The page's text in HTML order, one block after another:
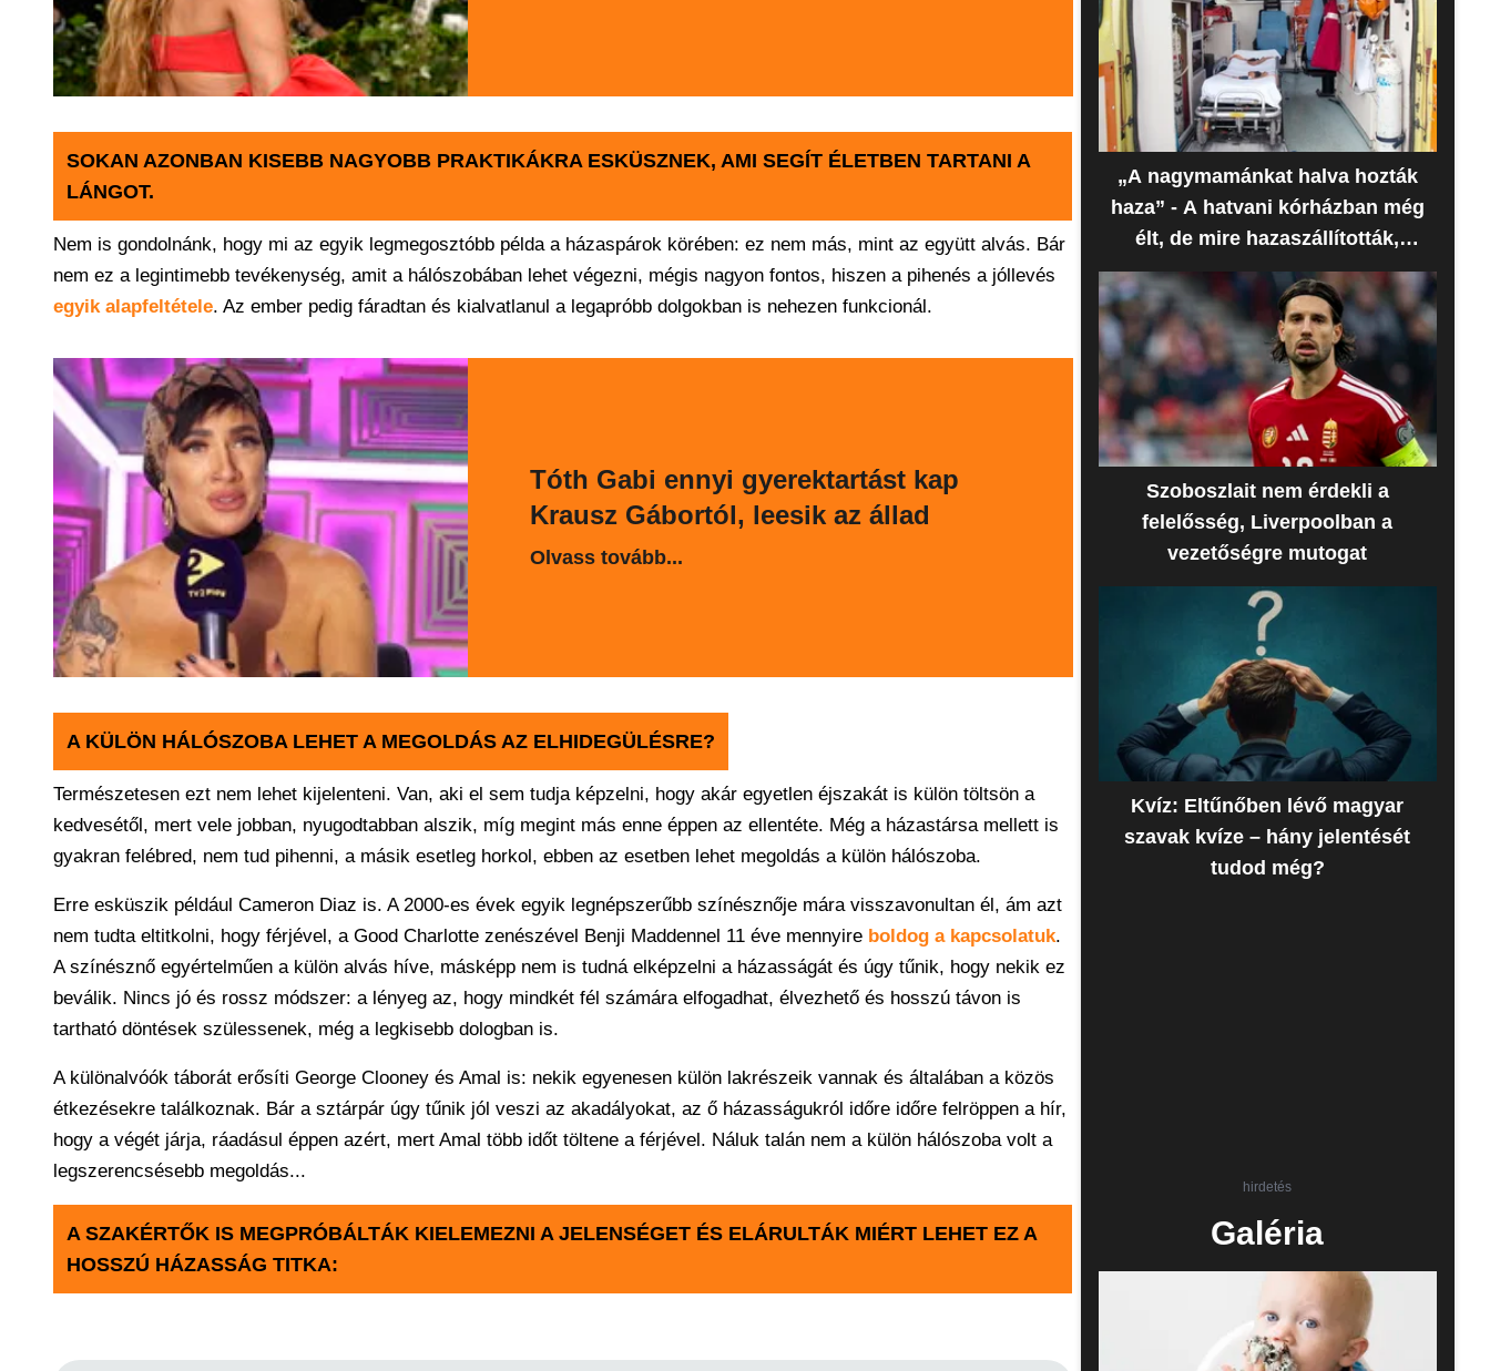
SOKAN AZONBAN KISEBB NAGYOBB PRAKTIKÁKRA ESKÜSZNEK, AMI SEGÍT ÉLETBEN TARTANI A
LÁNGOT.
Nem is gondolnánk, hogy mi az egyik legmegosztóbb példa a házaspárok körében: ez nem más, mint az együtt alvás. Bár
nem ez a legintimebb tevékenység, amit a hálószobában lehet végezni, mégis nagyon fontos, hiszen a pihenés a jóllevés
egyik alapfeltétele. Az ember pedig fáradtan és kialvatlanul a legapróbb dolgokban is nehezen funkcionál.
Tóth Gabi ennyi gyerektartást kap
Krausz Gábortól, leesik az állad
Olvass tovább...
A KÜLÖN HÁLÓSZOBA LEHET A MEGOLDÁS AZ ELHIDEGÜLÉSRE?
Természetesen ezt nem lehet kijelenteni. Van, aki el sem tudja képzelni, hogy akár egyetlen éjszakát is külön töltsön a
kedvesétől, mert vele jobban, nyugodtabban alszik, míg megint más enne éppen az ellentéte. Még a házastársa mellett is
gyakran felébred, nem tud pihenni, a másik esetleg horkol, ebben az esetben lehet megoldás a külön hálószoba.
Erre esküszik például Cameron Diaz is. A 2000-es évek egyik legnépszerűbb színésznője mára visszavonultan él, ám azt
nem tudta eltitkolni, hogy férjével, a Good Charlotte zenészével Benji Maddennel 11 éve mennyire boldog a kapcsolatuk.
A színésznő egyértelműen a külön alvás híve, másképp nem is tudná elképzelni a házasságát és úgy tűnik, hogy nekik ez
beválik. Nincs jó és rossz módszer: a lényeg az, hogy mindkét fél számára elfogadhat, élvezhető és hosszú távon is
tartható döntések szülessenek, még a legkisebb dologban is.
A különalvóók táborát erősíti George Clooney és Amal is: nekik egyenesen külön lakrészeik vannak és általában a közös
étkezésekre találkoznak. Bár a sztárpár úgy tűnik jól veszi az akadályokat, az ő házasságukról időre időre felröppen a hír,
hogy a végét járja, ráadásul éppen azért, mert Amal több időt töltene a férjével. Náluk talán nem a külön hálószoba volt a
legszerencsésebb megoldás...
A SZAKÉRTŐK IS MEGPRÓBÁLTÁK KIELEMEZNI A JELENSÉGET ÉS ELÁRULTÁK MIÉRT LEHET EZ A
HOSSZÚ HÁZASSÁG TITKA:
„A nagymamánkat halva hozták
haza” - A hatvani kórházban még
élt, de mire hazaszállították,
meghalt az idős nő
Szoboszlait nem érdekli a
felelősség, Liverpoolban a
vezetőségre mutogat
Kvíz: Eltűnőben lévő magyar
szavak kvíze – hány jelentését
tudod még?
hirdetés
Galéria